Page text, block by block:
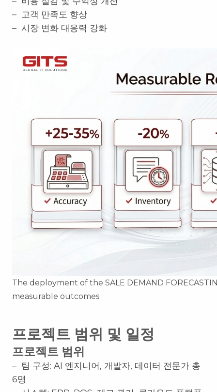
– 고객 만족도 향상
– 시장 변화 대응력 강화
The deployment of the SALE DEMAND
measurable outcomes
프로젝트 범위 및 일정
프로젝트 범위
– 팀 구성: AI 엔지니어, 개발자, 데이터 전문가 총
6명